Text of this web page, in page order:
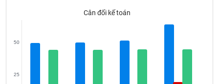
Cân đối kế toán
25
50